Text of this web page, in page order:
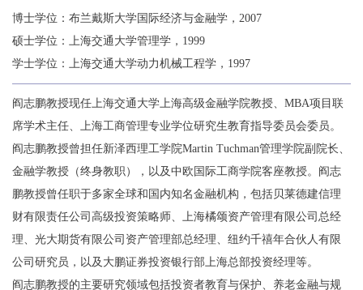
博士学位：布兰戴斯大学国际经济与金融学，2007
硕士学位：上海交通大学管理学，1999
学士学位：上海交通大学动力机械工程学，1997
阎志鹏教授现任上海交通大学上海高级金融学院教授、MBA项目联
席学术主任、上海工商管理专业学位研究生教育指导委员会委员。
阎志鹏教授曾担任新泽西理工学院Martin Tuchman管理学院副院长、
金融学教授（终身教职），以及中欧国际工商学院客座教授。阎志
鹏教授曾任职于多家全球和国内知名金融机构，包括贝莱德建信理
财有限责任公司高级投资策略师、上海橘颂资产管理有限公司总经
理、光大期货有限公司资产管理部总经理、纽约千禧年合伙人有限
公司研究员，以及大鹏证券投资银行部上海总部投资经理等。
阎志鹏教授的主要研究领域包括投资者教育与保护、养老金融与规